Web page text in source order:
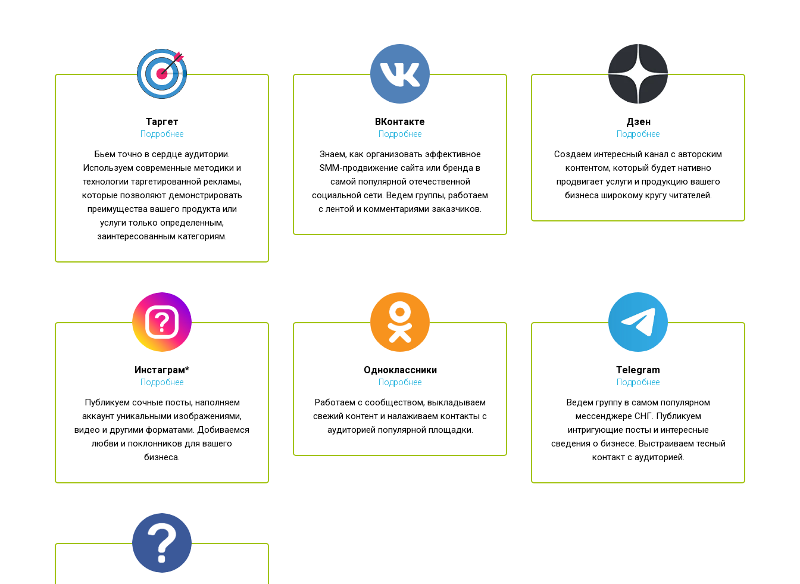
Таргет
Подробнее
Бьем точно в сердце аудитории.
Используем современные методики и
технологии таргетированной рекламы,
которые позволяют демонстрировать
преимущества вашего продукта или
услуги только определенным,
заинтересованным категориям.
ВКонтакте
Подробнее
Знаем, как организовать эффективное
SMM-продвижение сайта или бренда в
самой популярной отечественной
социальной сети. Ведем группы, работаем
с лентой и комментариями заказчиков.
Дзен
Подробнее
Создаем интересный канал с авторским
контентом, который будет нативно
продвигает услуги и продукцию вашего
бизнеса широкому кругу читателей.
Инстаграм*
Подробнее
Публикуем сочные посты, наполняем
аккаунт уникальными изображениями,
видео и другими форматами. Добиваемся
любви и поклонников для вашего
бизнеса.
Одноклассники
Подробнее
Работаем с сообществом, выкладываем
свежий контент и налаживаем контакты с
аудиторией популярной площадки.
Telegram
Подробнее
Ведем группу в самом популярном
мессенджере СНГ. Публикуем
интригующие посты и интересные
сведения о бизнесе. Выстраиваем тесный
контакт с аудиторией.